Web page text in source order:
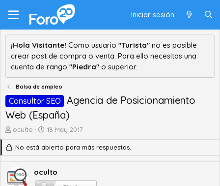
Iniciar sesión
¡Hola Visitante! Como usuario "Turista" no es posible
crear post de compra o venta. Para ello necesitas una
cuenta de rango "Piedra" o superior.
Bolsa de empleo
Consultor SEO
Agencia de Posicionamiento
Web (España)
A
o
d
oculto
F
c
h
d
18 May 2017
No está abierto para más respuestas.
oculto